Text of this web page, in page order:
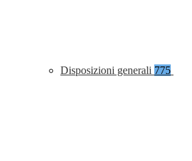
Disposizioni generali 775